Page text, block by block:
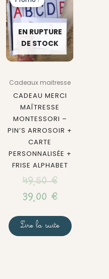
EN RUPTURE
DE STOCK
Cadeaux maitresse
CADEAU MERCI
MAÎTRESSE
MONTESSORI –
PIN’S ARROSOIR +
CARTE
PERSONNALISÉE +
FRISE ALPHABET
49,50€
prix
initial
était :
49,50 €.
39,00 €
prix
actuel
est :
39,00 €.
Lire la suite